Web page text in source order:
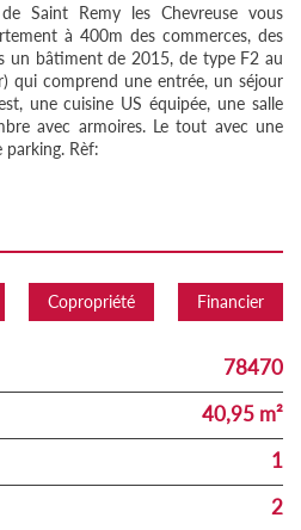
Saint Remy les Chevreuse vous
à 400m des commerces, des
un bâtiment de 2015, de type F2 au
qui comprend une entrée, un séjour
une cuisine US équipée, une salle
avec armoires. Le tout avec une
Rèf:
Copropriété Financier
78470
40,95 m²
1
2